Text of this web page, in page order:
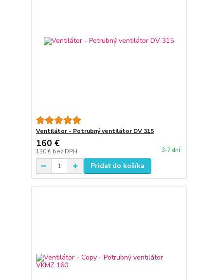
Ventilátor - Potrubný ventilátor DV 315
160 €
130 € bez DPH 3-7 dní
Pridať do košíka